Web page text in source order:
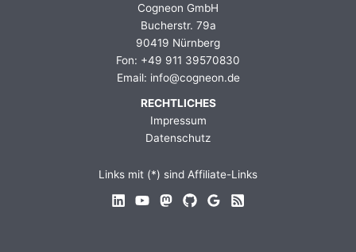
Cogneon GmbH
Bucherstr. 79a
90419 Nürnberg
Fon: +49 911 39570830
Email: info@cogneon.de
RECHTLICHES
Impressum
Datenschutz
Links mit (*) sind Affiliate-Links